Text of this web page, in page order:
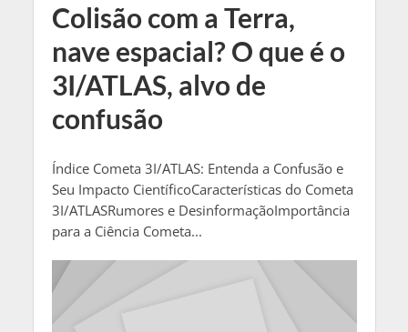
Colisão com a Terra,
nave espacial? O que é o
3I/ATLAS, alvo de
confusão
Índice Cometa 3I/ATLAS: Entenda a Confusão e
Seu Impacto CientíficoCaracterísticas do Cometa
3I/ATLASRumores e DesinformaçãoImportância
para a Ciência Cometa...